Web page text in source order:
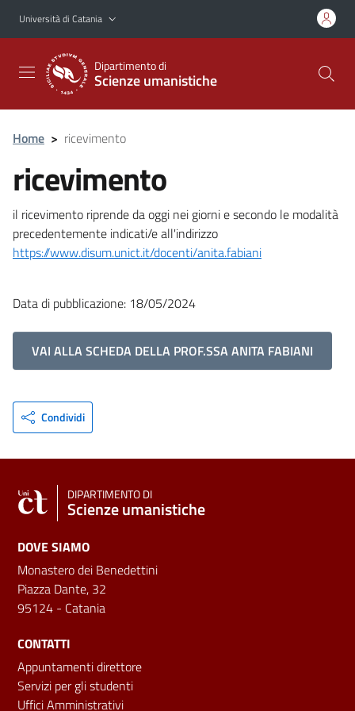
Vai al contenuto principale
Vai al menu di navigazione
Università di Catania
Dipartimento di
Scienze umanistiche
Home > ricevimento
ricevimento
il ricevimento riprende da oggi nei giorni e secondo le modalità
precedentemente indicati/e all'indirizzo
https://www.disum.unict.it/docenti/anita.fabiani
Data di pubblicazione: 18/05/2024
VAI ALLA SCHEDA DELLA PROF.SSA ANITA FABIANI
Condividi
DIPARTIMENTO DI
Scienze umanistiche
DOVE SIAMO
Monastero dei Benedettini
Piazza Dante, 32
95124 - Catania
CONTATTI
Appuntamenti direttore
Servizi per gli studenti
Uffici Amministrativi